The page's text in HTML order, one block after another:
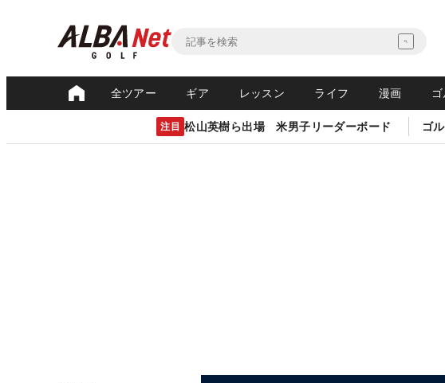
全ツアー ギア レッスン ライフ 漫画
注目 松山英樹ら出場 米男子リーダーボード ゴ